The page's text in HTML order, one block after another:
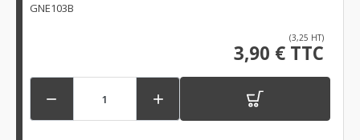
GNE103B
(3,25 HT)
3,90 € TTC
 